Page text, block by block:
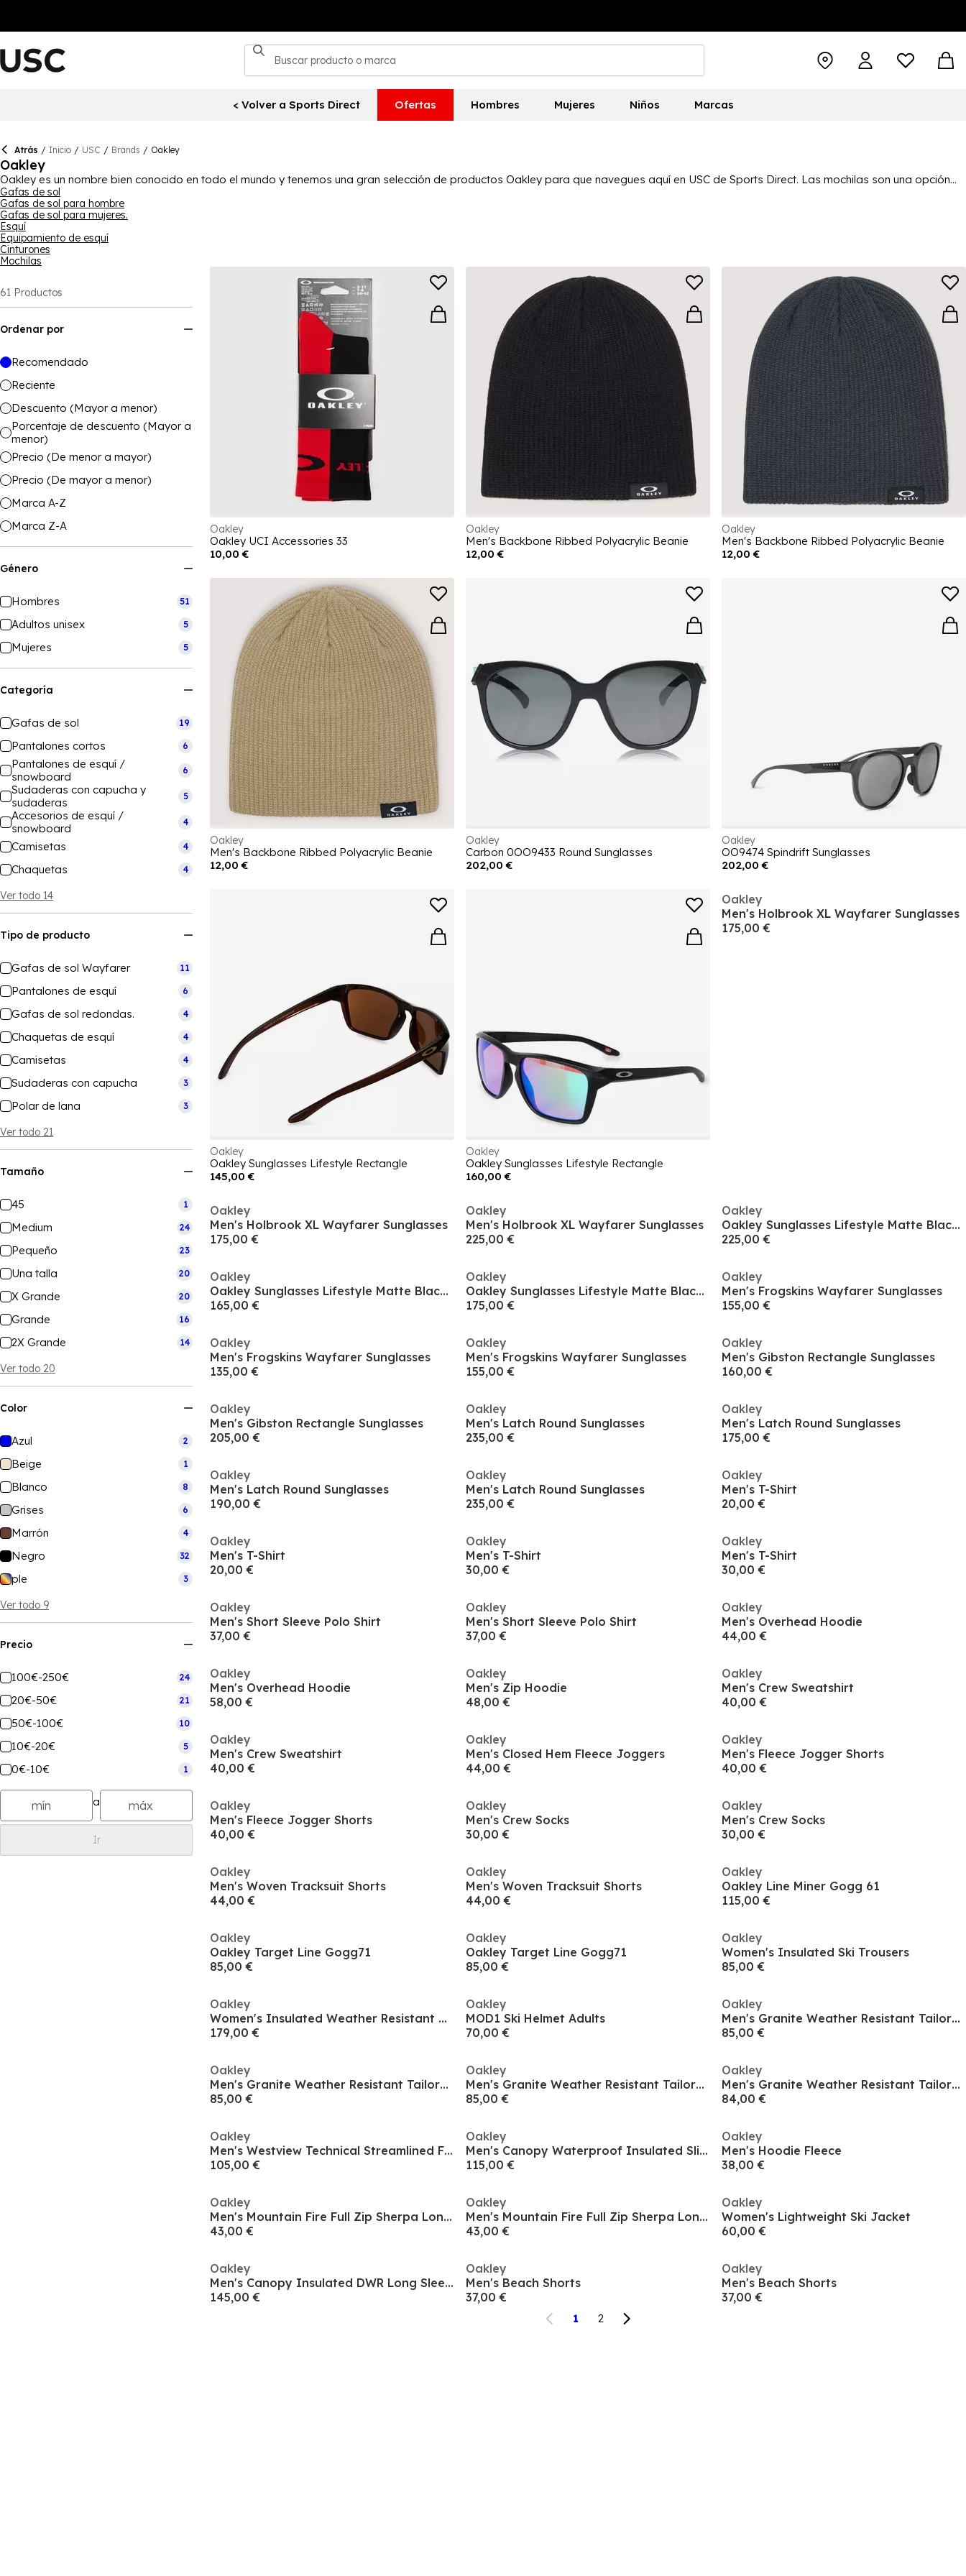
< Volver a Sports Direct Ofertas Hombres Mujeres Niños Marcas
Atrás / Inicio / USC / Brands / Oakley
Oakley
Oakley es un nombre bien conocido en todo el mundo y tenemos una gran selección de productos Oakley para que navegues aquí en USC de Sports Direct. Las mochilas son una opción
popular por su estilo, comodidad y funcionalidad, y tenemos muchas opciones excelentes, así como una amplia gama de accesorios que incluyen gafas de sol y gafas de esquí para
completar los atuendos. Hay una gran selección de ropa Oakley aquí, perfecta para deportes y uso casual, con una variedad de camisetas polo, pantalones cortos, camisetas y
chaquetas disponibles, ayudándote a lucir elegante.
Gafas de sol
Gafas de sol para hombre
Gafas de sol para mujeres.
Esquí
Equipamiento de esquí
Cinturones
Mochilas
61 Productos
Ordenar por
Recomendado
Reciente
Descuento (Mayor a menor)
Porcentaje de descuento (Mayor a
menor)
Precio (De menor a mayor)
Precio (De mayor a menor)
Marca A-Z
Marca Z-A
Género
Hombres 51
Adultos unisex 5
Mujeres 5
Categoría
Gafas de sol 19
Pantalones cortos 6
Pantalones de esquí /
snowboard
6
Sudaderas con capucha y
sudaderas
5
Accesorios de esquí /
snowboard
4
Camisetas 4
Chaquetas 4
Ver todo 14
Tipo de producto
Gafas de sol Wayfarer 11
Pantalones de esquí 6
Gafas de sol redondas. 4
Chaquetas de esquí 4
Camisetas 4
Sudaderas con capucha 3
Polar de lana 3
Ver todo 21
Tamaño
45 1
Medium 24
Pequeño 23
Una talla 20
X Grande 20
Grande 16
2X Grande 14
Ver todo 20
Color
Azul 2
Beige 1
Blanco 8
Grises 6
Marrón 4
Negro 32
ple 3
Ver todo 9
Precio
100€-250€ 24
20€-50€ 21
50€-100€ 10
10€-20€ 5
0€-10€ 1
a
Ir
Oakley
Oakley UCI Accessories 33
10,00 €
Oakley
Men's Backbone Ribbed Polyacrylic Beanie
12,00 €
Oakley
Men's Backbone Ribbed Polyacrylic Beanie
12,00 €
Oakley
Men's Backbone Ribbed Polyacrylic Beanie
12,00 €
Oakley
Carbon 0OO9433 Round Sunglasses
202,00 €
Oakley
OO9474 Spindrift Sunglasses
202,00 €
Oakley
Oakley Sunglasses Lifestyle Rectangle
145,00 €
Oakley
Oakley Sunglasses Lifestyle Rectangle
160,00 €
Oakley
Men's Holbrook XL Wayfarer Sunglasses
175,00 €
Oakley
Men's Holbrook XL Wayfarer Sunglasses
175,00 €
Oakley
Men's Holbrook XL Wayfarer Sunglasses
225,00 €
Oakley
Oakley Sunglasses Lifestyle Matte Black 0oo9102 Square
225,00 €
Oakley
Oakley Sunglasses Lifestyle Matte Black 0oo9102 Square
165,00 €
Oakley
Oakley Sunglasses Lifestyle Matte Black 0oo9102 Square
175,00 €
Oakley
Men's Frogskins Wayfarer Sunglasses
155,00 €
Oakley
Men's Frogskins Wayfarer Sunglasses
135,00 €
Oakley
Men's Frogskins Wayfarer Sunglasses
155,00 €
Oakley
Men's Gibston Rectangle Sunglasses
160,00 €
Oakley
Men's Gibston Rectangle Sunglasses
205,00 €
Oakley
Men's Latch Round Sunglasses
235,00 €
Oakley
Men's Latch Round Sunglasses
175,00 €
Oakley
Men's Latch Round Sunglasses
190,00 €
Oakley
Men's Latch Round Sunglasses
235,00 €
Oakley
Men's T-Shirt
20,00 €
Oakley
Men's T-Shirt
20,00 €
Oakley
Men's T-Shirt
30,00 €
Oakley
Men's T-Shirt
30,00 €
Oakley
Men's Short Sleeve Polo Shirt
37,00 €
Oakley
Men's Short Sleeve Polo Shirt
37,00 €
Oakley
Men's Overhead Hoodie
44,00 €
Oakley
Men's Overhead Hoodie
58,00 €
Oakley
Men's Zip Hoodie
48,00 €
Oakley
Men's Crew Sweatshirt
40,00 €
Oakley
Men's Crew Sweatshirt
40,00 €
Oakley
Men's Closed Hem Fleece Joggers
44,00 €
Oakley
Men's Fleece Jogger Shorts
40,00 €
Oakley
Men's Fleece Jogger Shorts
40,00 €
Oakley
Men's Crew Socks
30,00 €
Oakley
Men's Crew Socks
30,00 €
Oakley
Men's Woven Tracksuit Shorts
44,00 €
Oakley
Men's Woven Tracksuit Shorts
44,00 €
Oakley
Oakley Line Miner Gogg 61
115,00 €
Oakley
Oakley Target Line Gogg71
85,00 €
Oakley
Oakley Target Line Gogg71
85,00 €
Oakley
Women's Insulated Ski Trousers
85,00 €
Oakley
Women's Insulated Weather Resistant Thermal Ski Jacket
179,00 €
Oakley
MOD1 Ski Helmet Adults
70,00 €
Oakley
Men's Granite Weather Resistant Tailored Fit Ski Trouser
85,00 €
Oakley
Men's Granite Weather Resistant Tailored Fit Ski Trouser
85,00 €
Oakley
Men's Granite Weather Resistant Tailored Fit Ski Trouser
85,00 €
Oakley
Men's Granite Weather Resistant Tailored Fit Ski Trouser
84,00 €
Oakley
Men's Westview Technical Streamlined Fit Ski Jacket
105,00 €
Oakley
Men's Canopy Waterproof Insulated Slim Fit Ski Trousers
115,00 €
Oakley
Men's Hoodie Fleece
38,00 €
Oakley
Men's Mountain Fire Full Zip Sherpa Long Sleeve Fleece
43,00 €
Oakley
Men's Mountain Fire Full Zip Sherpa Long Sleeve Fleece
43,00 €
Oakley
Women's Lightweight Ski Jacket
60,00 €
Oakley
Men's Canopy Insulated DWR Long Sleeve Ski Jacket
145,00 €
Oakley
Men's Beach Shorts
37,00 €
Oakley
Men's Beach Shorts
37,00 €
1 2